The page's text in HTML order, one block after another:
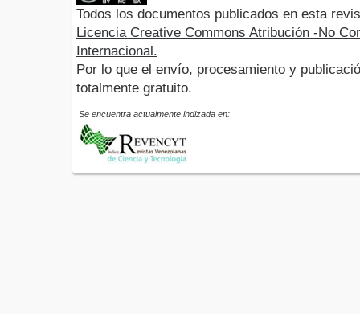
Todos los documentos publicados en esta
Licencia Creative Commons Atribución -No
Internacional.
Por lo que el envío, procesamiento y
totalmente gratuito.
Se encuentra actualmente indizada en: